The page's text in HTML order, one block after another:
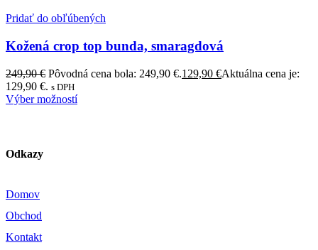
Pridať do obľúbených
Kožená crop top bunda, smaragdová
249,90€ Pôvodná cena bola: 249,90 €.129,90 €Aktuálna cena je:
129,90 €. s DPH
Výber možností
Odkazy
Domov
Obchod
Kontakt